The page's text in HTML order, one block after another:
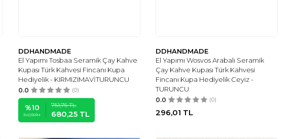
DDHANDMADE
El Yapımı Tosbaa Seramik Çay Kahve
Kupası Türk Kahvesi Fincanı Kupa
Hediyelik - KIRMIZIMAVİTURUNCU
0.0 (0)
%10
İNDIRIM
751,75TL
680,25 TL
DDHANDMADE
El Yapımı Wosvos Arabalı Seramik
Çay Kahve Kupası Türk Kahvesi
Fincanı Kupa Hediyelik Ceyiz -
TURUNCU
0.0 (0)
296,01 TL